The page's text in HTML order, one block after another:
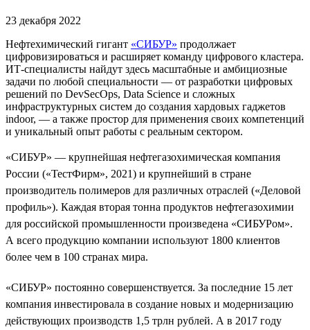
23 декабря 2022
Нефтехимический гигант «СИБУР» продолжает
цифровизироваться и расширяет команду цифрового кластера.
ИТ-специалисты найдут здесь масштабные и амбициозные
задачи по любой специальности — от разработки цифровых
решений по DevSecOps, Data Science и сложных
инфраструктурных систем до создания хардовых гаджетов
indoor, — а также простор для применения своих компетенций
и уникальный опыт работы с реальным сектором.
«СИБУР» — крупнейшая нефтегазохимическая компания
России («ТестФирм», 2021) и крупнейший в стране
производитель полимеров для различных отраслей («Деловой
профиль»). Каждая вторая тонна продуктов нефтегазохимии
для российской промышленности произведена «СИБУРом».
А всего продукцию компании используют 1800 клиентов
более чем в 100 странах мира.
«СИБУР» постоянно совершенствуется. За последние 15 лет
компания инвестировала в создание новых и модернизацию
действующих производств 1,5 трлн рублей. А в 2017 году